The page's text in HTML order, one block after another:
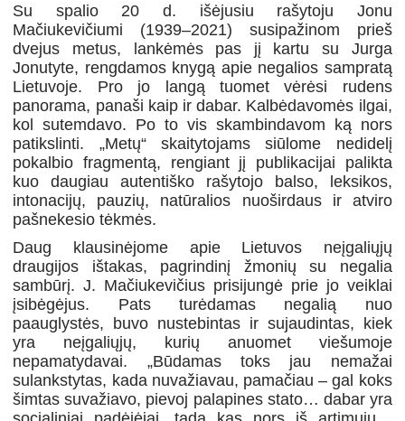
Su spalio 20 d. išėjusiu rašytoju Jonu
Mačiukevičiumi (1939–2021) susipažinom prieš
dvejus metus, lankėmės pas jį kartu su Jurga
Jonutyte, rengdamos knygą apie negalios sampratą
Lietuvoje. Pro jo langą tuomet vėrėsi rudens
panorama, panaši kaip ir dabar. Kalbėdavomės ilgai,
kol sutemdavo. Po to vis skambindavom ką nors
patikslinti. „Metų“ skaitytojams siūlome nedidelį
pokalbio fragmentą, rengiant jį publikacijai palikta
kuo daugiau autentiško rašytojo balso, leksikos,
intonacijų, pauzių, natūralios nuoširdaus ir atviro
pašnekesio tėkmės.
Daug klausinėjome apie Lietuvos neįgaliųjų
draugijos ištakas, pagrindinį žmonių su negalia
sambūrį. J. Mačiukevičius prisijungė prie jo veiklai
įsibėgėjus. Pats turėdamas negalią nuo
paauglystės, buvo nustebintas ir sujaudintas, kiek
yra neįgaliųjų, kurių anuomet viešumoje
nepamatydavai. „Būdamas toks jau nemažai
sulankstytas, kada nuvažiavau, pamačiau – gal koks
šimtas suvažiavo, pievoj palapines stato… dabar yra